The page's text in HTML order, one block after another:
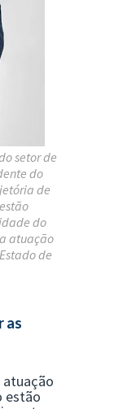
setor de
do
de
do
atuação
de
as
atuação
estão